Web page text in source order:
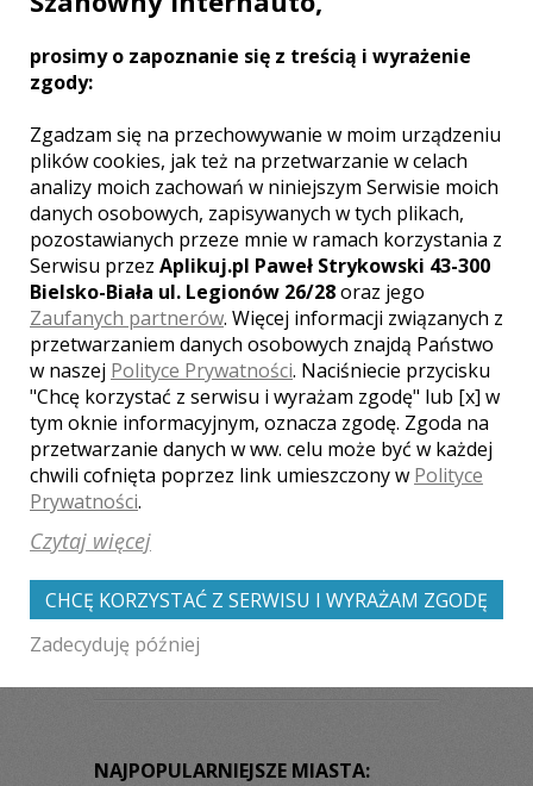
instytucji publicznej, w której pełnię
Liczba pozycji:1
WOJEWÓDZTWO MAZOWIECKIE –
ZOBACZ LISTĘ FOTOGRAFÓW Z
INNYCH MIAST:
Warszawa Radom
Piaseczno
Pruszków Legionowo Płock Otwock
Mińsk Mazowiecki Siedlce
Nowy Dwór Mazowiecki
Grodzisk Mazowiecki
Marki
Żyrardów Grójec Ostrołęka
Łomianki
NAJPOPULARNIEJSZE MIASTA:
prosimy o zapoznanie się z treścią i wyrażenie
zgody:
Zgadzam się na przechowywanie w moim urządzeniu
plików cookies, jak też na przetwarzanie w celach
analizy moich zachowań w niniejszym Serwisie moich
danych osobowych, zapisywanych w tych plikach,
pozostawianych przeze mnie w ramach korzystania z
Serwisu przez Aplikuj.pl Paweł Strykowski 43-300
Bielsko-Biała ul. Legionów 26/28oraz jego
Zaufanych partnerów. Więcej informacji związanych z
przetwarzaniem danych osobowych znajdą Państwo
w naszej Polityce Prywatności. Naciśniecie przycisku
"Chcę korzystać z serwisu i wyrażam zgodę" lub [x] w
tym oknie informacyjnym, oznacza zgodę. Zgoda na
przetwarzanie danych w ww. celu może być w każdej
chwili cofnięta poprzez link umieszczony w Polityce
Prywatności.
Czytaj więcej
CHCĘ KORZYSTAĆ Z SERWISU I WYRAŻAM ZGODĘ
Zadecyduję później